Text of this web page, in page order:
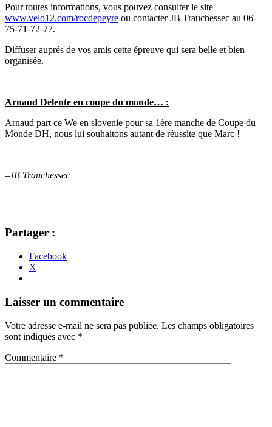
Pour toutes informations, vous pouvez consulter le site
www.velo12.com/rocdepeyre ou contacter JB Trauchessec au 06-
75-71-72-77.
Diffuser auprés de vos amis cette épreuve qui sera belle et bien
organisée.
Arnaud Delente en coupe du monde… :
Arnaud part ce We en slovenie pour sa 1ère manche de Coupe du
Monde DH, nous lui souhaitons autant de réussite que Marc !
–JB Trauchessec
Partager :
Facebook
X
Navigation
articles
←
→
Laisser un commentaire
Votre adresse e-mail ne sera pas publiée. Les champs obligatoires
sont indiqués avec *
Commentaire *